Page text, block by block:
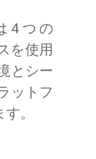
4つの
を使用
とシー
ットフ
。